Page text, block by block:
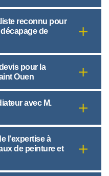
reconnu pour
de
pour la
Ouen
avec M.
l'expertise à
de peinture et